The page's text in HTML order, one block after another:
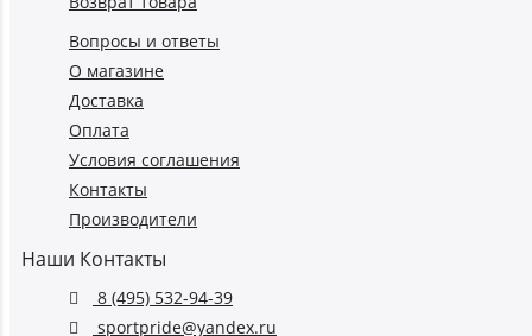
Вопросы и ответы
О магазине
Доставка
Оплата
Условия соглашения
Контакты
Производители
Наши Контакты
8 (495) 532-94-39
sportpride@yandex.ru